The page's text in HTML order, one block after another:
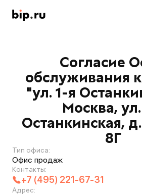
Согласие
обслуживания
"ул. 1-я
Москва,
Останкинская,
8Г
Тип офиса:
Офис продаж
Контакты:
+7 (495) 221-67-31
Адрес: